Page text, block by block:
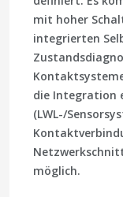
mit hoher
integrierten
die Integration
(LWL-/
möglich.